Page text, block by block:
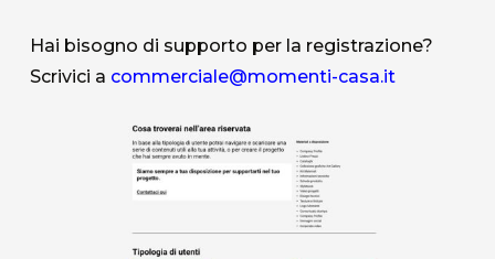
Hai bisogno di supporto per la registrazione?
Scrivici a commerciale@momenti-casa.it